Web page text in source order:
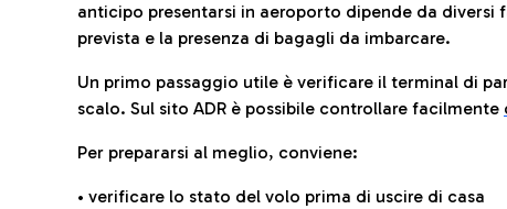
anticipo presentarsi in aeroporto dipende da diversi
prevista e la presenza di bagagli da imbarcare.
Un primo passaggio utile è verificare il terminal di
scalo. Sul sito ADR è possibile controllare facilmente
Per prepararsi al meglio, conviene:
• verificare lo stato del volo prima di uscire di casa